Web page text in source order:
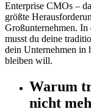
Enterprise CMOs –
größte
Großunternehmen.
musst du deine
dein Unternehmen in
bleiben will.
Warum
nicht